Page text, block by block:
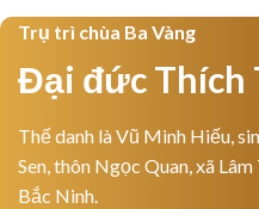
Trụ trì chùa Ba Vàng
Đại đức Thích
Thế danh là Vũ Minh Hiếu,
Sen, thôn Ngọc Quan, xã
Bắc Ninh.